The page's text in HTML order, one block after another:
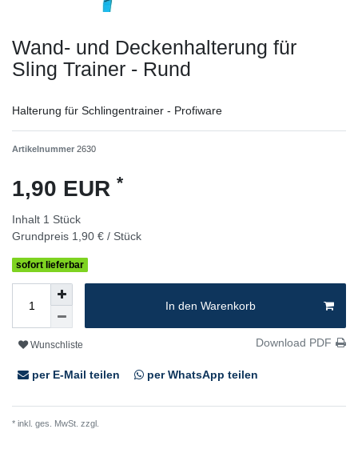
Wand- und Deckenhalterung für
Sling Trainer - Rund
Halterung für Schlingentrainer - Profiware
Artikelnummer 2630
1,90 EUR *
Inhalt 1 Stück
Grundpreis 1,90 € / Stück
sofort lieferbar
In den Warenkorb
Wunschliste Download PDF
per E-Mail teilen per WhatsApp teilen
* inkl. ges. MwSt. zzgl.